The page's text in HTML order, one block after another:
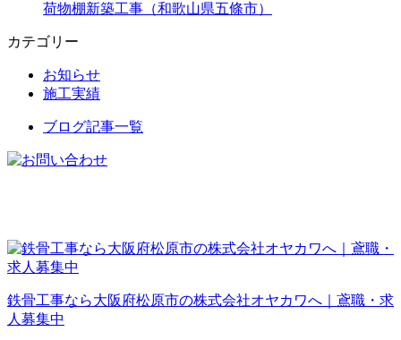
荷物棚新築工事（和歌山県五條市）
カテゴリー
お知らせ
施工実績
ブログ記事一覧
鉄骨工事なら大阪府松原市の株式会社オヤカワへ｜鳶職・求
人募集中